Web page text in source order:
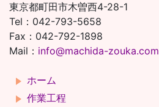
東京都町田市木曽西4-28-1
Tel：042-793-5658
Fax：042-792-1898
Mail： info@machida-zouka.com
ホーム
作業工程